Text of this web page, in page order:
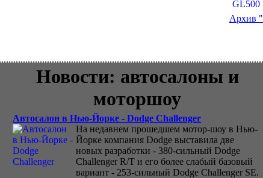
Архив
Новости: автосалоны и
моторшоу
Автосалон в Нью-Йорке - Dodge Challenger
На недавнем прошедшем мотор-шоу в Нью-
Йорке компания Dodge выставила две
новых разработки - 380-сильный Dodge
Challenger R/T и его более слабый базовый
вариант - 253-сильный Dodge Challenger SE.